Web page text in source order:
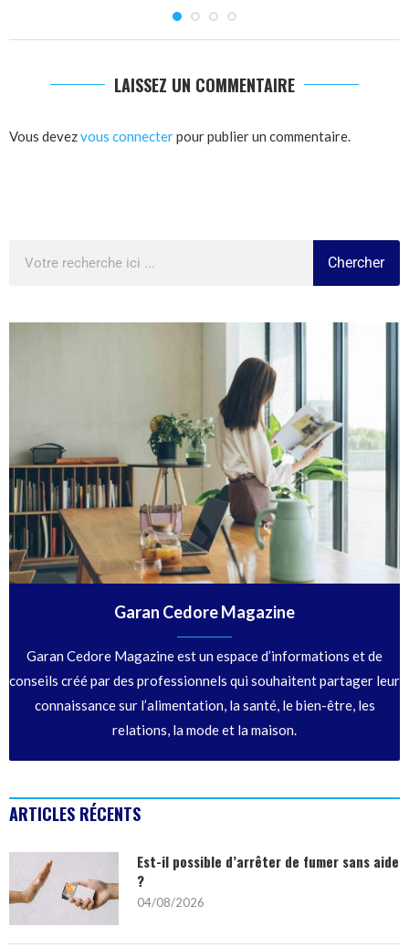
LAISSEZ UN COMMENTAIRE
Vous devezvous connecterpour publier un commentaire.
Chercher
Garan Cedore Magazine
Garan Cedore Magazine est un espace d’informations et de
conseils créé par des professionnels qui souhaitent partager leur
connaissance sur l’alimentation, la santé, le bien-être, les
relations, la mode et la maison.
ARTICLES RÉCENTS
Est-il possible d’arrêter de fumer sans aide
?
04/08/2026